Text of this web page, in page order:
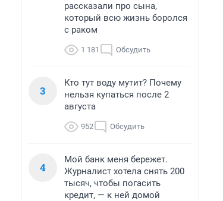
рассказали про сына,
который всю жизнь боролся
с раком
1 181 Обсудить
3
Кто тут воду мутит? Почему
нельзя купаться после 2
августа
952 Обсудить
4
Мой банк меня бережет.
Журналист хотела снять 200
тысяч, чтобы погасить
кредит, — к ней домой